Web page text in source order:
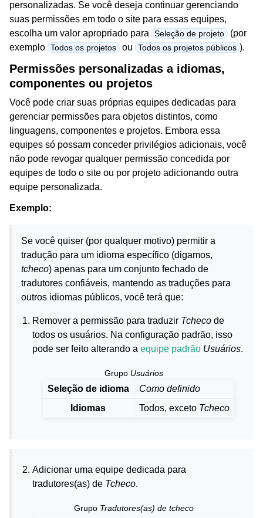
personalizadas. Se você deseja continuar gerenciando
suas permissões em todo o site para essas equipes,
escolha um valor apropriado para
Seleção de projeto (por
exemplo Todos os projetos ou Todos os projetos públicos ).
Permissões personalizadas a idiomas,
componentes ou projetos
Você pode criar suas próprias equipes dedicadas para
gerenciar permissões para objetos distintos, como
linguagens, componentes e projetos. Embora essa
equipes só possam conceder privilégios adicionais, você
não pode revogar qualquer permissão concedida por
equipes de todo o site ou por projeto adicionando outra
equipe personalizada.
Exemplo:
Se você quiser (por qualquer motivo) permitir a
tradução para um idioma específico (digamos,
tcheco) apenas para um conjunto fechado de
tradutores confiáveis, mantendo as traduções para
outros idiomas públicos, você terá que:
Remover a permissão para traduzir Tcheco de
todos os usuários. Na configuração padrão, isso
pode ser feito alterando aequipe padrão Usuários.
Grupo Usuários
Seleção de idioma
Como definido
Idiomas
Todos, exceto Tcheco
Adicionar uma equipe dedicada para
tradutores(as) de Tcheco.
Grupo Tradutores(as) de tcheco